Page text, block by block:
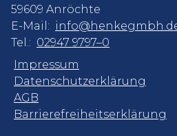
59609 Anröchte
E-Mail:
Tel.: 02947 9797–0
Impressum
Datenschutzerklärung
AGB
Barrierefreiheitserklärung